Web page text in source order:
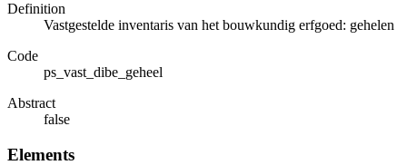
Definition
Vastgestelde inventaris van het bouwkundig erfgoed: gehelen
Code
ps_vast_dibe_geheel
Abstract
false
Elements